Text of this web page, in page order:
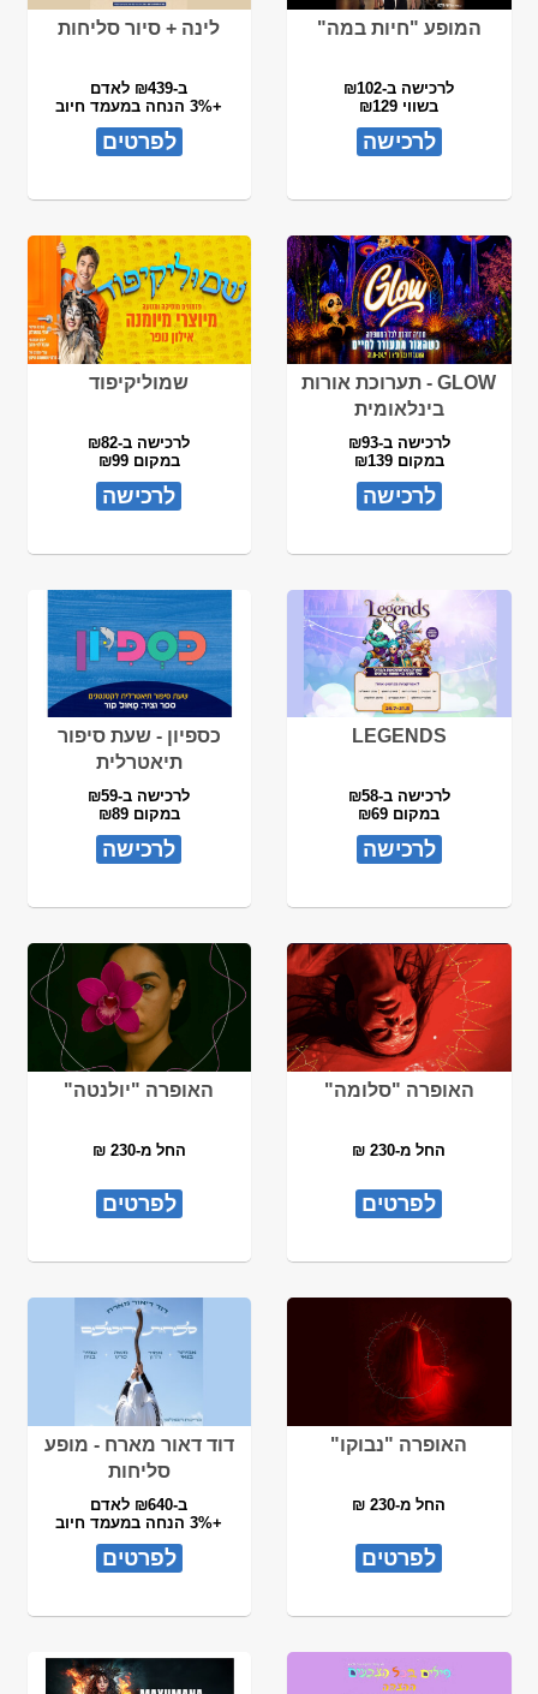
המופע "חיות במה"
לרכישה ב-₪102
בשווי ₪129
לרכישה
לינה + סיור סליחות
ב-₪439 לאדם
+3% הנחה במעמד חיוב
לפרטים
GLOW - תערוכת אורות
בינלאומית
לרכישה ב-₪93
במקום ₪139
לרכישה
שמוליקיפוד
לרכישה ב-₪82
במקום ₪99
לרכישה
LEGENDS
לרכישה ב-₪58
במקום ₪69
לרכישה
כספיון - שעת סיפור
תיאטרלית
לרכישה ב-₪59
במקום ₪89
לרכישה
האופרה "סלומה"
החל מ-230 ₪
לפרטים
האופרה "יולנטה"
החל מ-230 ₪
לפרטים
האופרה "נבוקו"
החל מ-230 ₪
לפרטים
דוד דאור מארח - מופע
סליחות
ב-₪640 לאדם
+3% הנחה במעמד חיוב
לפרטים